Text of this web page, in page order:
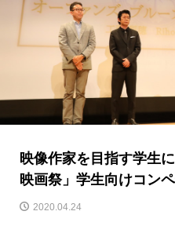
映像作家を目指す学生
映画祭」学生向けコン
2020.04.24